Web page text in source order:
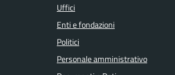
Uffici
Enti e fondazioni
Politici
Personale amministrativo